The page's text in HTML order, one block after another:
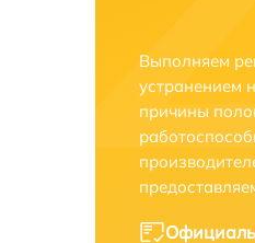
Выполняем
устранением
причины